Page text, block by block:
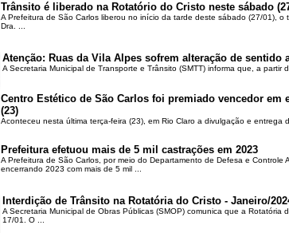
Trânsito é liberado na Rotatório do Cristo neste sábado
A Prefeitura de São Carlos liberou no início da tarde deste sábado (27/01),
Dra. ...
Atenção: Ruas da Vila Alpes sofrem alteração de sentido
A Secretaria Municipal de Transporte e Trânsito (SMTT) informa que, a partir
Centro Estético de São Carlos foi premiado vencedor em
(23)
Aconteceu nesta última terça-feira (23), em Rio Claro a divulgação e entrega
Prefeitura efetuou mais de 5 mil castrações em 2023
A Prefeitura de São Carlos, por meio do Departamento de Defesa e Controle
encerrando 2023 com mais de 5 mil ...
Interdição de Trânsito na Rotatória do Cristo - Janeiro/
A Secretaria Municipal de Obras Públicas (SMOP) comunica que a
17/01. O ...